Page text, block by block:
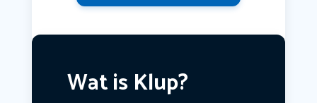
Wat is Klup?